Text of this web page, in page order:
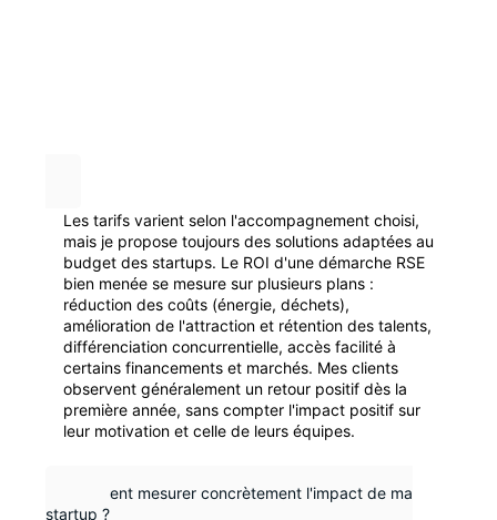
Les tarifs varient selon l'accompagnement choisi,
mais je propose toujours des solutions adaptées au
budget des startups. Le ROI d'une démarche RSE
bien menée se mesure sur plusieurs plans :
réduction des coûts (énergie, déchets),
amélioration de l'attraction et rétention des talents,
différenciation concurrentielle, accès facilité à
certains financements et marchés. Mes clients
observent généralement un retour positif dès la
première année, sans compter l'impact positif sur
leur motivation et celle de leurs équipes.
Comment mesurer concrètement l'impact de ma
startup ?